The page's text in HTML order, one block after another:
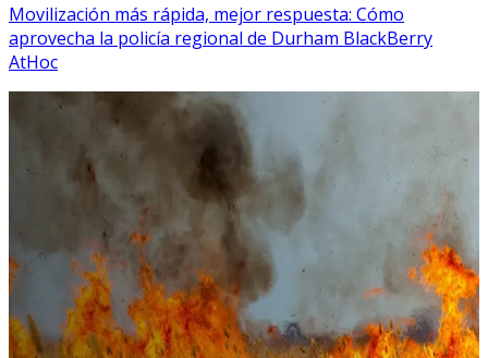
Movilización más rápida, mejor respuesta: Cómo
aprovecha la policía regional de Durham BlackBerry
AtHoc